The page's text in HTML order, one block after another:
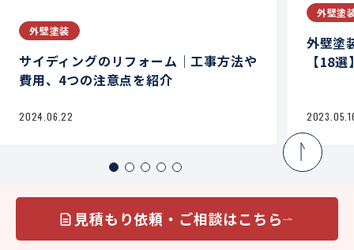
外壁塗装
サイディングのリフォーム｜工事方法や
費用、4つの注意点を紹介
2024.06.22
外壁塗
外壁塗
【18
嘘をつかない誠実&技術の外壁塗業者の紹介サイト
見積もり依頼・ご相談はこちら